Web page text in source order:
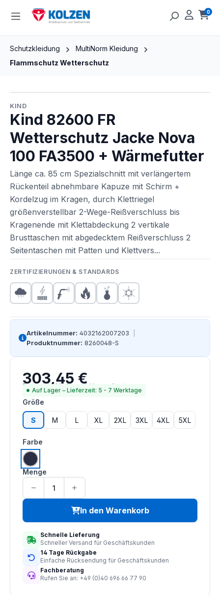
Zum Hauptinhalt springen 0
Schutzkleidung
MultiNorm Kleidung
Flammschutz Wetterschutz
KIND
Kind 82600 FR
Wetterschutz Jacke Nova
100 FA3500 + Wärmefutter
Länge ca. 85 cm Spezialschnitt mit verlängertem
Rückenteil abnehmbare Kapuze mit Schirm +
Kordelzug im Kragen, durch Klettriegel
größenverstellbar 2-Wege-Reißverschluss bis
Kragenende mit Klettabdeckung 2 vertikale
Brusttaschen mit abgedecktem Reißverschluss 2
Seitentaschen mit Patten und Klettvers...
ZERTIFIZIERUNGEN & STANDARDS
Artikelnummer: 4032162007203
Produktnummer: 8260048-S
Regulärer Preis:
303,45 €
Preise inkl. MwSt. zzgl. Versandkosten
Auf Lager – Lieferzeit: 5 - 7 Werktage
Größe
S M L XL 2XL 3XL 4XL 5XL
Farbe
navy
Menge
In den Warenkorb
Schnelle Lieferung
Schneller Versand für Geschäftskunden
14 Tage Rückgabe
Einfache Rücksendung für Geschäftskunden
Fachberatung
Rufen Sie an: +49 (0)40 696 66 77 90